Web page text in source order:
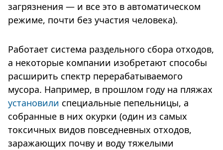
загрязнения — и все это в автоматическом
режиме, почти без участия человека).
Работает система раздельного сбора отходов,
а некоторые компании изобретают способы
расширить спектр перерабатываемого
мусора. Например, в прошлом году на пляжах
установили специальные пепельницы, а
собранные в них окурки (один из самых
токсичных видов повседневных отходов,
заражающих почву и воду тяжелыми